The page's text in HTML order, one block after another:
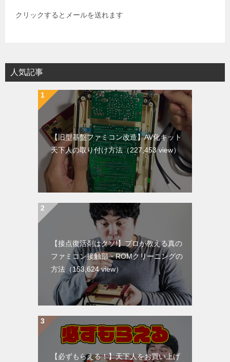
クリックするとメールを送れます
人気記事
【旧型基盤ファミコン改造】AV化キット
天下人の取り付け方法（227,453 view）
【接点復活剤はクソ!】プロが教える真の
ファミコン接触部・ROMクリーニングの
方法（153,624 view）
【必ずもらえる！】天下人をお買い上げ